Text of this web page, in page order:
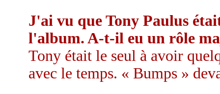
J'ai vu que Tony Paulus
l'album. A-t-il eu un rôle
Tony était le seul à avoir
avec le temps. « Bumps »